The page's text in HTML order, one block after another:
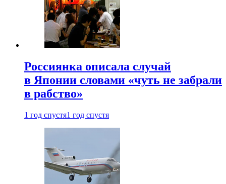
Россиянка описала случай
в Японии словами «чуть не забрали
в рабство»
1 год спустя1 год спустя